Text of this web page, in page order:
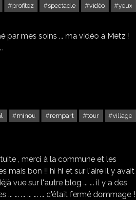
profitez spectacle vidéo yeux
BON NOËL À TOUS
par mes soins ... ma vidéo à Metz !
minou rempart tour village
, merci à la commune et les
mais bon !! hi hi et sur l'aire il y avait
vue sur l'autre blog ... ... il y a des
... ... ... ... ... c'était fermé dommage !